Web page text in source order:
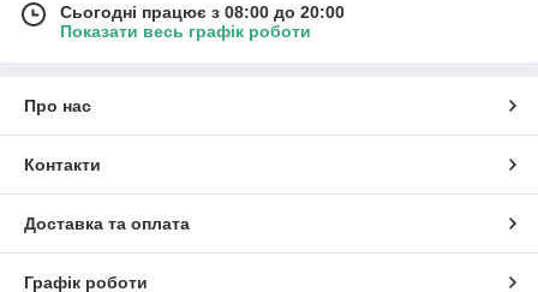
Сьогодні працює з 08:00 до 20:00
Показати весь графік роботи
Про нас
Контакти
Доставка та оплата
Графік роботи